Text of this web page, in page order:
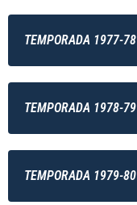
TEMPORADA 1977-78
TEMPORADA 1978-79
TEMPORADA 1979-80